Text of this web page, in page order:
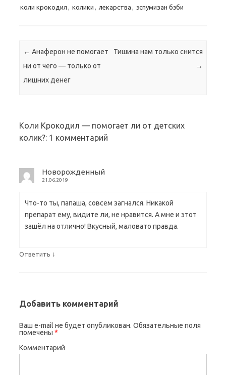
коли крокодил , колики , лекарства , эспумизан бэби
Навигация по записям
← Анаферон не помогает
ни от чего — только от
лишних денег
Тишина нам только снится
→
Коли Крокодил — помогает ли от детских
колик?: 1 комментарий
Новорожденный
21.06.2019
Что-то ты, папаша, совсем загнался. Никакой
препарат ему, видите ли, не нравится. А мне и этот
зашёл на отлично! Вкусный, маловато правда.
Ответить ↓
Добавить комментарий
Ваш e-mail не будет опубликован. Обязательные поля
помечены *
Комментарий